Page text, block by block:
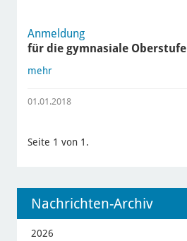
Anmeldung
für die gymnasiale Oberstufe
mehr
01.01.2018
Seite 1 von 1.
Nachrichten-Archiv
2026